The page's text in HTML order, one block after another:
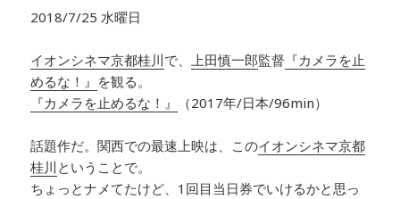
2018/7/25 水曜日
イオンシネマ京都桂川で、上田慎一郎監督 『カメラを止
めるな！』 を観る。
『カメラを止めるな！』
（2017年/日本/96min）
話題作だ。関西での最速上映は、このイオンシネマ京都
桂川 ということで。
ちょっとナメてたけど、1回目当日券でいけるかと思っ